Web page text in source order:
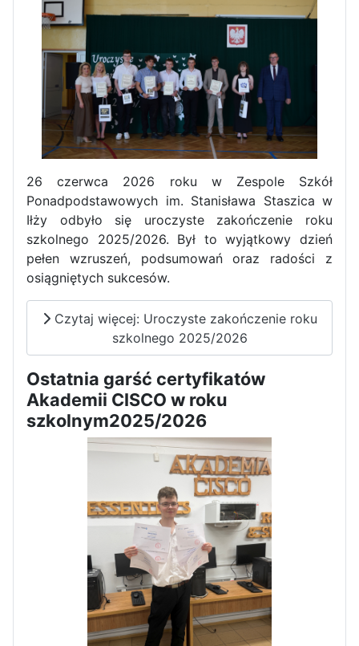
26 czerwca 2026 roku w Zespole Szkół
Ponadpodstawowych im. Stanisława Staszica w
Iłży odbyło się uroczyste zakończenie roku
szkolnego 2025/2026. Był to wyjątkowy dzień
pełen wzruszeń, podsumowań oraz radości z
osiągniętych sukcesów.
Czytaj więcej: Uroczyste zakończenie roku
szkolnego 2025/2026
Ostatnia garść certyfikatów
Akademii CISCO w roku
szkolnym2025/2026